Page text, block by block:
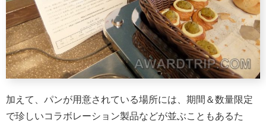
加えて、パンが用意されている場所には、期間＆数量限定
で珍しいコラボレーション製品などが並ぶこともあるた